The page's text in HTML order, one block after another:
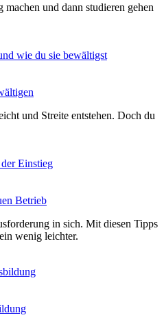
und dann studieren gehen
und Streite entstehen. Doch du
Betrieb
in sich. Mit diesen Tipps
wenig leichter.